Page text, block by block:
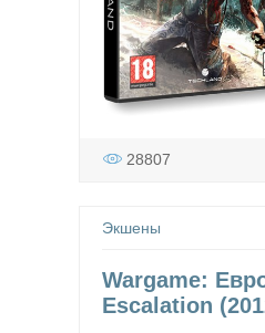
28807
Экшены
Wargame:
Escalation